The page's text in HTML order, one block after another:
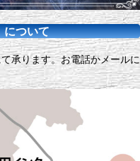
について
承ります。お電話かメールに